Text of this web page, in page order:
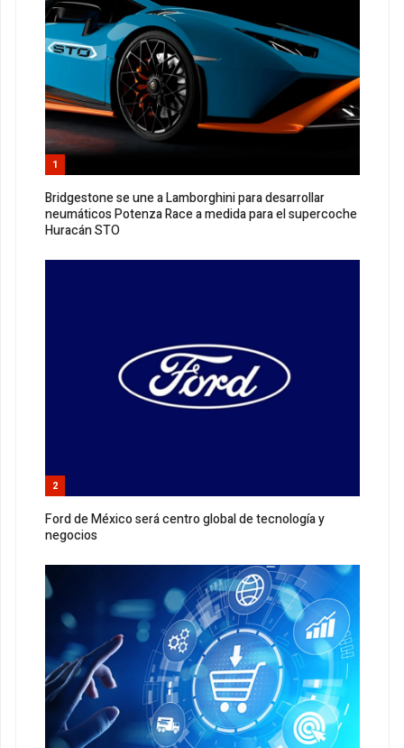
1
Bridgestone se une a Lamborghini para desarrollar
neumáticos Potenza Race a medida para el supercoche
Huracán STO
2
Ford de México será centro global de tecnología y
negocios